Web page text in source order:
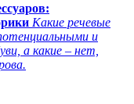
Какие речевые
и
а какие – нет,